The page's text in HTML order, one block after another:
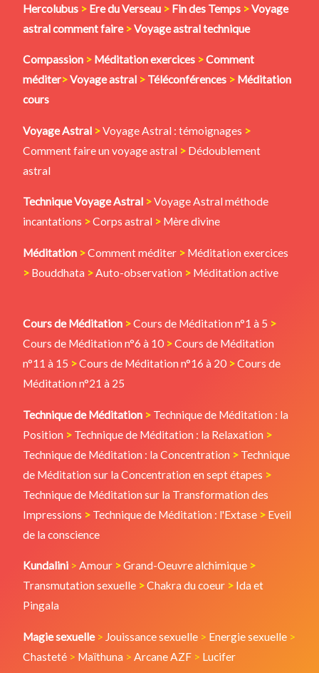
Hercolubus > Ere du Verseau > Fin des Temps >Voyage
astral comment faire >Voyage astral technique
Compassion > Méditationexercices >Comment
méditer>Voyage astral > Téléconférences > Méditation
cours
Voyage Astral >Voyage Astral : témoignages >
Comment faire un voyage astral > Dédoublement
astral
Technique Voyage Astral >Voyage Astral méthode
incantations >Corps astral > Mère divine
Méditation >Comment méditer > Méditation exercices
> Bouddhata >Auto-observation > Méditation active
Cours de Méditation >Cours de Méditation n°1 à 5 >
Cours de Méditation n°6 à 10 >Cours de Méditation
n°11 à 15 >Cours de Méditation n°16 à 20 >Cours de
Méditation n°21 à 25
Technique de Méditation > Technique de Méditation : la
Position > Technique de Méditation : la Relaxation >
Technique de Méditation : la Concentration > Technique
de Méditation sur la Concentration en sept étapes >
Technique de Méditation sur la Transformation des
Impressions > Technique de Méditation : l'Extase > Eveil
de la conscience
Kundalini > Amour >Grand-Oeuvre alchimique >
Transmutation sexuelle >Chakra du coeur > Ida et
Pingala
Magie sexuelle> Jouissance sexuelle > Energie sexuelle >
Chasteté > Maïthuna > Arcane AZF > Lucifer